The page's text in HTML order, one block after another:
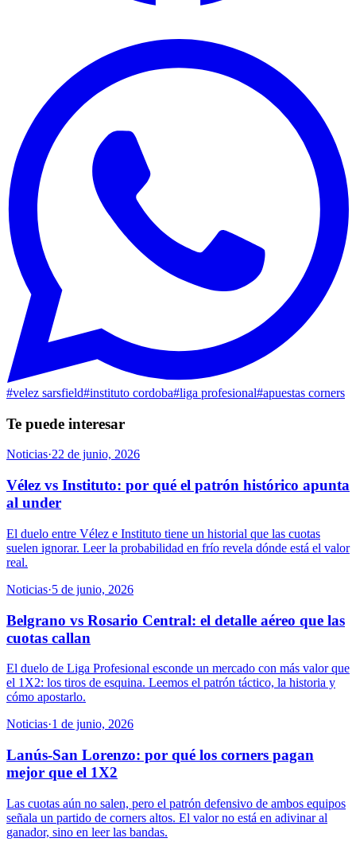
#velez sarsfield#instituto cordoba#liga profesional#apuestas corners
Te puede interesar
Noticias·22 de junio, 2026
Vélez vs Instituto: por qué el patrón histórico apunta
al under
El duelo entre Vélez e Instituto tiene un historial que las cuotas
suelen ignorar. Leer la probabilidad en frío revela dónde está el valor
real.
Noticias·5 de junio, 2026
Belgrano vs Rosario Central: el detalle aéreo que las
cuotas callan
El duelo de Liga Profesional esconde un mercado con más valor que
el 1X2: los tiros de esquina. Leemos el patrón táctico, la historia y
cómo apostarlo.
Noticias·1 de junio, 2026
Lanús-San Lorenzo: por qué los corners pagan
mejor que el 1X2
Las cuotas aún no salen, pero el patrón defensivo de ambos equipos
señala un partido de corners altos. El valor no está en adivinar al
ganador, sino en leer las bandas.